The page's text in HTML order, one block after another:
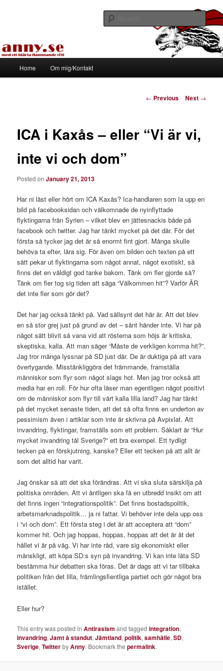
Tapirhen
Home Om mig/Kontakt
Post
← Previous Next →
ICA i Kaxås – eller “Vi är vi,
inte vi och dom”
Posted onJanuary 21, 2013
Har ni läst eller hört om ICA Kaxås? Ica-handlaren som la upp en
bild på facebooksidan och välkomnade de nyinflyttade
flyktingarna från Syrien – vilket blev en jättesnackis både på
facebook och twitter. Jag har tänkt mycket på det där. För det
första så tycker jag det är så enormt fint gjort. Många skulle
behöva ta efter, lära sig. För även om bilden och texten på ett
sätt pekar ut flyktingarna som något annat, något exotiskt, så
finns det en väldigt god tanke bakom. Tänk om fler gjorde så?
Tänk om fler tog sig tiden att säga “Välkommen hit”? Varför ÄR
det inte fler som gör det?
Det har jag också tänkt på. Vad sällsynt det här är. Att det blev
en så stor grej just på grund av det – sånt händer inte. Vi har på
något sätt blivit så vana vid att rösterna som höjs är kritiska,
skeptiska, kalla. Att man säger “Måste de verkligen komma hit?”.
Jag tror många lyssnar på SD just där. De är duktiga på att vara
övertygande. Misstänkliggöra det främmande, framställa
människor som flyr som något slags hot. Men jag tror också att
media har en roll. För hur ofta läser man egentligen något positivt
om de människor som flyr till vårt kalla lilla land? Jag har tänkt
på det mycket senaste tiden, att det så ofta finns en underton av
pessimism även i artiklar som inte är skrivna på Avpixlat. Att
invandring, flyktingar, framställs som ett problem. Såklart är “Hur
mycket invandring tål Sverige?” ett bra exempel. Ett tydligt
tecken på en förskjutning, kanske? Eller ett tecken på att allt är
som det alltid har varit.
Jag önskar så att det ska förändras. Att vi ska sluta särskilja på
politiska områden. Att vi äntligen ska få en utbredd insikt om att
det finns ingen “integrationspolitik”. Det finns bostadspolitik,
arbetsmarknadspolitik… ja ni fattar. Vi behöver inte dela upp oss
i “vi och dom”. Ett första steg i det är att acceptera att “dom”
kommer hit. Och jag hoppas, hoppas, hoppas att det är åt det
hållet vi är på väg. Vi har inte råd, vare sig ekonomiskt eller
mänskligt, att köpa SD:s syn på invandring. Vi kan inte låta SD
bestämma hur debatten ska föras. Det är dags att vi tar tillbaka
politiken från det lilla, främlingsfientliga partiet och gör något bra
istället.
Eller hur?
This entry was posted inAntirasism and taggedintegration,
invandring,Jamt å standut,Jämtland,politik,samhälle,SD,
Sverige,TwitterbyAnny. Bookmark thepermalink.